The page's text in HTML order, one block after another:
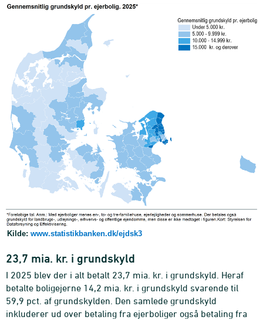
Kilde: www.statistikbanken.dk/ejdsk3
23,7 mia. kr. i grundskyld
I 2025 blev der i alt betalt 23,7 mia. kr. i grundskyld. Heraf
betalte boligejerne 14,2 mia. kr. i grundskyld svarende til
59,9 pct. af grundskylden. Den samlede grundskyld
inkluderer ud over betaling fra ejerboliger også betaling fra